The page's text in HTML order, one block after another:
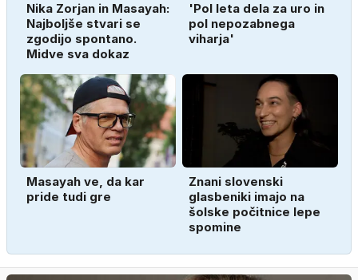
Nika Zorjan in Masayah:
Najboljše stvari se
zgodijo spontano.
Midve sva dokaz
'Pol leta dela za uro in
pol nepozabnega
viharja'
Masayah ve, da kar
pride tudi gre
Znani slovenski
glasbeniki imajo na
šolske počitnice lepe
spomine